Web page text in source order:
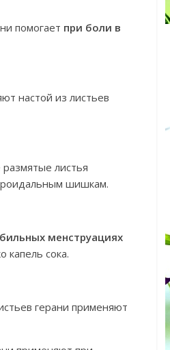
помогает при боли в
настой из листьев
листья
шишкам.
менструациях
капель сока.
герани применяют